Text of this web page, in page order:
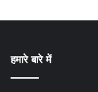
हमारे बारे में